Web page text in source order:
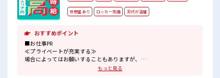
休憩室あり ロッカー完備 30代が活躍
おすすめポイント
■お仕事PR
≪プライベートが充実する≫
場合によってはお願いすることもありますが、
もっと見る